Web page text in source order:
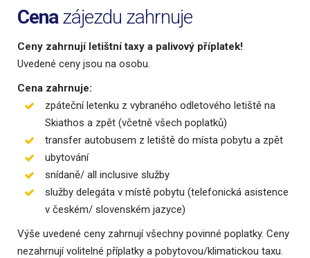
Cenazájezdu zahrnuje
Ceny zahrnují letištní taxy a palivový příplatek!
Uvedené ceny jsou na osobu.
Cena zahrnuje:
zpáteční letenku z vybraného odletového letiště na
Skiathos a zpět (včetně všech poplatků)
transfer autobusem z letiště do místa pobytu a zpět
ubytování
snídaně/ all inclusive služby
služby delegáta v místě pobytu (telefonická asistence
v českém/ slovenském jazyce)
Výše uvedené ceny zahrnují všechny povinné poplatky. Ceny
nezahrnují volitelné příplatky a pobytovou/klimatickou taxu.